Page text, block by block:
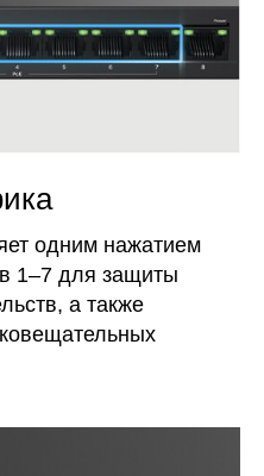
одним нажатием
1–7 для защиты
а также